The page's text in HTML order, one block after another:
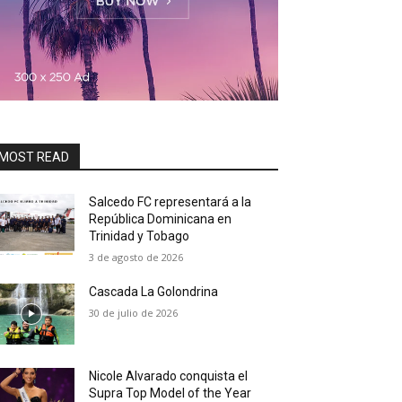
READ
Salcedo FC representará a la
República Dominicana en
Trinidad y Tobago
3 de agosto de 2026
Cascada La Golondrina
30 de julio de 2026
Nicole Alvarado conquista el
Supra Top Model of the Year